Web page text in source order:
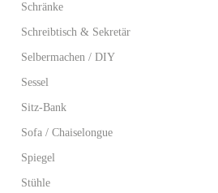
Schränke
Schreibtisch & Sekretär
Selbermachen / DIY
Sessel
Sitz-Bank
Sofa / Chaiselongue
Spiegel
Stühle